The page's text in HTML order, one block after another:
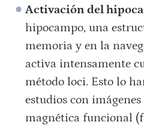
Activación del
hipocampo, una
memoria y en la
activa intensamente
método loci. Esto lo
estudios con
magnética funcional